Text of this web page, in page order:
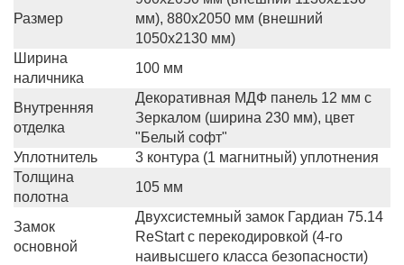
Размер
мм), 880х2050 мм (внешний
1050х2130 мм)
Ширина
наличника
100 мм
Внутренняя
отделка
Декоративная МДФ панель 12 мм с
Зеркалом (ширина 230 мм), цвет
"Белый софт"
Уплотнитель
3 контура (1 магнитный) уплотнения
Толщина
полотна
105 мм
Замок
основной
Двухсистемный замок Гардиан 75.14
ReStart с перекодировкой (4-го
наивысшего класса безопасности)